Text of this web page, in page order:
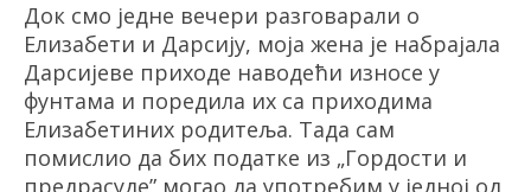
Док смо једне вечери разговарали о
Елизабети и Дарсију, моја жена је набрајала
Дарсијеве приходе наводећи износе у
фунтама и поредила их са приходима
Елизабетиних родитеља. Тада сам
помислио да бих податке из „Гордости и